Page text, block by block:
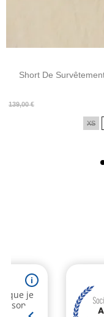
Short De
139,00 €
Prix
Prix
XS